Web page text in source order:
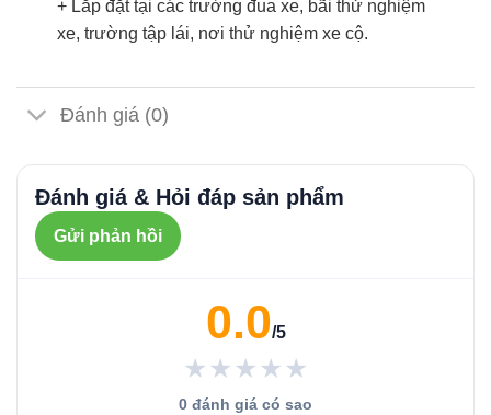
+ Lắp đặt tại các trường đua xe, bãi thử nghiệm
xe, trường tập lái, nơi thử nghiệm xe cộ.
Đánh giá (0)
Đánh giá & Hỏi đáp sản phẩm
Gửi phản hồi
0.0/5
★★★★★
0 đánh giá có sao